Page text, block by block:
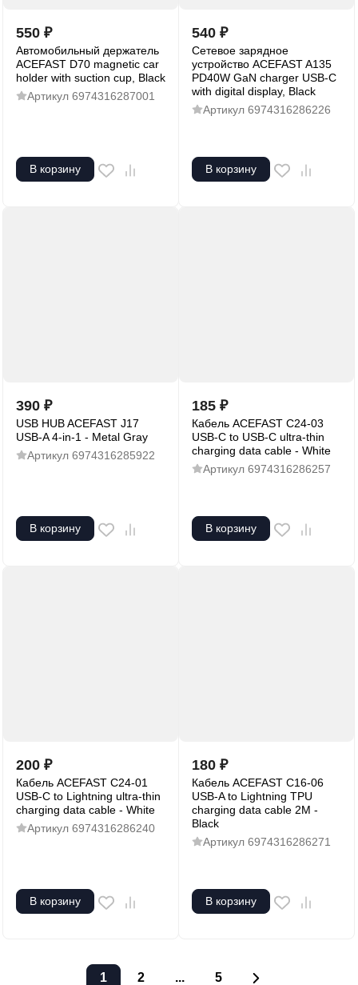
550 ₽
Автомобильный держатель
ACEFAST D70 magnetic car
holder with suction cup, Black
Артикул 6974316287001
В корзину
540 ₽
Сетевое зарядное
устройство ACEFAST A135
PD40W GaN charger USB-C
with digital display, Black
Артикул 6974316286226
В корзину
390 ₽
USB HUB ACEFAST J17
USB-A 4-in-1 - Metal Gray
Артикул 6974316285922
В корзину
185 ₽
Кабель ACEFAST C24-03
USB-C to USB-C ultra-thin
charging data cable - White
Артикул 6974316286257
В корзину
200 ₽
Кабель ACEFAST C24-01
USB-C to Lightning ultra-thin
charging data cable - White
Артикул 6974316286240
В корзину
180 ₽
Кабель ACEFAST C16-06
USB-A to Lightning TPU
charging data cable 2M -
Black
Артикул 6974316286271
В корзину
1 2 ... 5